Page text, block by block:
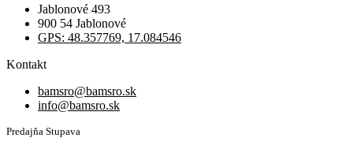
Jablonové 493
900 54 Jablonové
GPS: 48.357769, 17.084546
Kontakt
bamsro@bamsro.sk
info@bamsro.sk
Predajňa Stupava